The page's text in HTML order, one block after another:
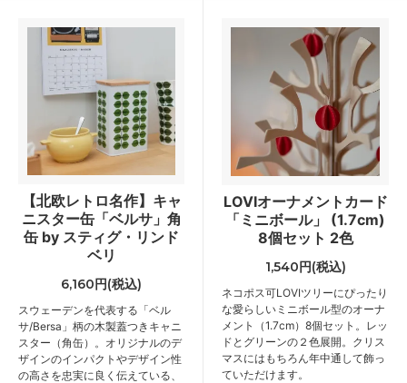
【北欧レトロ名作】キャ
ニスター缶「ベルサ」角
缶 by スティグ・リンド
ベリ
6,160円(税込)
スウェーデンを代表する「ベル
サ/Bersa」柄の木製蓋つきキャニ
スター（角缶）。オリジナルのデ
ザインのインパクトやデザイン性
の高さを忠実に良く伝えている、
LOVIオーナメントカード
「ミニボール」 (1.7cm)
8個セット 2色
1,540円(税込)
ネコポス可LOVIツリーにぴったり
な愛らしいミニボール型のオーナ
メント（1.7cm）8個セット。レッ
ドとグリーンの２色展開。クリス
マスにはもちろん年中通して飾っ
ていただけます。